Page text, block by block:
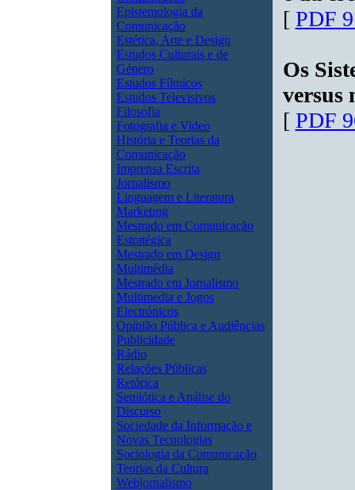
Epistemologia da
Comunicação
Estética, Arte e Design
Estudos Culturais e de
Género
Estudos Fílmicos
Estudos Televisivos
Filosofia
Fotografia e Video
História e Teorias da
Comunicação
Imprensa Escrita
Jornalismo
Linguagem e Literatura
Marketing
Mestrado em Comunicação
Estratégica
Mestrado em Design
Multimédia
Mestrado em Jornalismo
Multimedia e Jogos
Electrónicos
Opinião Pública e Audiências
Publicidade
Rádio
Relações Públicas
Retórica
Semiótica e Análise do
Discurso
Sociedade da Informação e
Novas Tecnologias
Sociologia da Comunicação
Teorias da Cultura
Webjornalismo
[ PDF
Os
versus
[ PDF